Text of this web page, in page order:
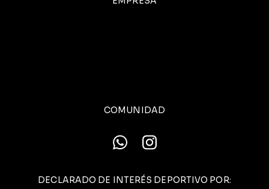
COMUNIDAD
DECLARADO DE INTERÉS DEPORTIVO POR: